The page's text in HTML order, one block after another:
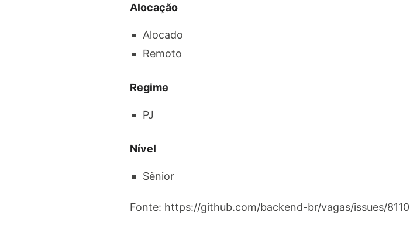
Alocação
Alocado
Remoto
Regime
PJ
Nível
Sênior
Fonte: https://github.com/backend-br/vagas/issues/8110